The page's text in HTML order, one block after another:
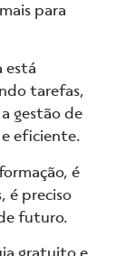
para
está
tarefas,
gestão de
e eficiente.
é
é preciso
futuro.